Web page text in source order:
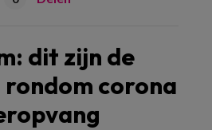
dit zijn de
corona